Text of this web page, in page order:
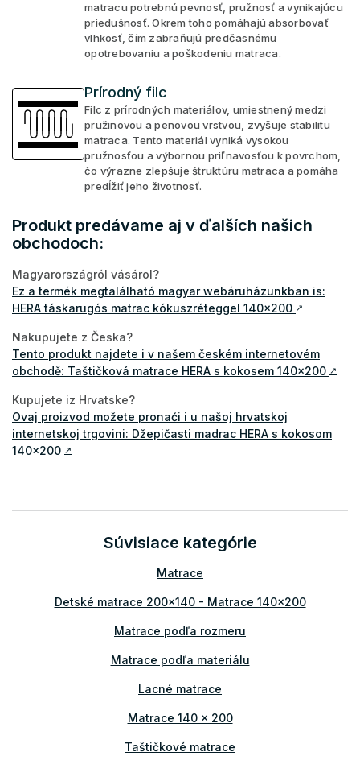
matracu potrebnú pevnosť, pružnosť a vynikajúcu
priedušnosť. Okrem toho pomáhajú absorbovať
vlhkosť, čím zabraňujú predčasnému
opotrebovaniu a poškodeniu matraca.
Prírodný filc
Filc z prírodných materiálov, umiestnený medzi
pružinovou a penovou vrstvou, zvyšuje stabilitu
matraca. Tento materiál vyniká vysokou
pružnosťou a výbornou priľnavosťou k povrchom,
čo výrazne zlepšuje štruktúru matraca a pomáha
predĺžiť jeho životnosť.
Produkt predávame aj v ďalších našich
obchodoch:
Magyarországról vásárol?
Ez a termék megtalálható magyar webáruházunkban is:
HERA táskarugós matrac kókuszréteggel 140x200 ↗
Nakupujete z Česka?
Tento produkt najdete i v našem českém internetovém
obchodě: Taštičková matrace HERA s kokosem 140x200 ↗
Kupujete iz Hrvatske?
Ovaj proizvod možete pronaći i u našoj hrvatskoj
internetskoj trgovini: Džepičasti madrac HERA s kokosom
140x200 ↗
Súvisiace kategórie
Matrace
Detské matrace 200x140 - Matrace 140x200
Matrace podľa rozmeru
Matrace podľa materiálu
Lacné matrace
Matrace 140 x 200
Taštičkové matrace